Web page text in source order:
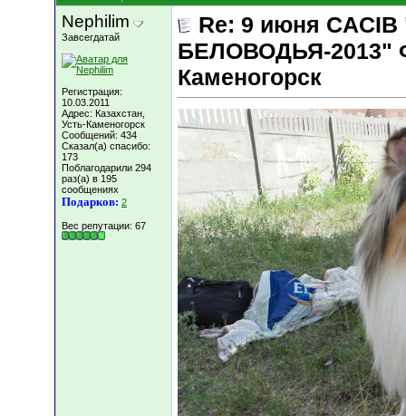
Nephilim
Завсегдатай
Регистрация:
10.03.2011
Адрес: Казахстан,
Усть-Каменогорск
Сообщений: 434
Сказал(а) спасибо:
173
Поблагодарили 294
раз(а) в 195
сообщениях
Подарков: 2
Вес репутации: 67
Re: 9 июня
БЕЛОВОДЬЯ-2013"
Каменогорск